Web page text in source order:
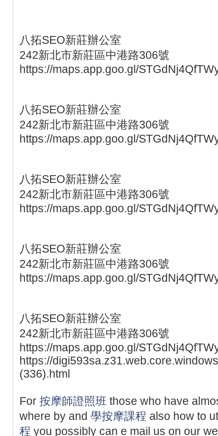
八拓SEO新莊辦公室
242新北市新莊區中港路306號
https://maps.app.goo.gl/
八拓SEO新莊辦公室
242新北市新莊區中港路306號
https://maps.app.goo.gl/
八拓SEO新莊辦公室
242新北市新莊區中港路306號
https://maps.app.goo.gl/
八拓SEO新莊辦公室
242新北市新莊區中港路306號
https://maps.app.goo.gl/
八拓SEO新莊辦公室
242新北市新莊區中港路306號
https://maps.app.goo.gl/
https://
(336).html
For 按摩師證照班 those who have
where by and 學按摩課程 also how to
程 you possibly can e mail us on our